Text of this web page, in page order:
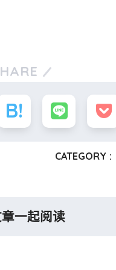
CATEGORY :
一起阅读